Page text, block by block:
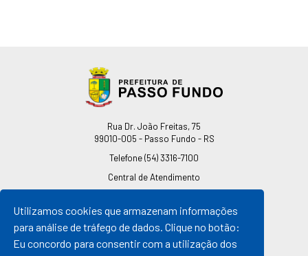
Utilizamos cookies que armazenam informações
para análise de tráfego de dados. Clique no botão:
Eu concordo para consentir com a utilização dos
Endereço
Rua Dr. João Freitas, 75
99010-005 - Passo Fundo - RS
Telefone(54) 3316-7100
Central de Atendimento
0800 541 7100
Horário de Atendimento
De segunda a sexta-feira